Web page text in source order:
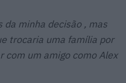
da minha decisão , mas
trocaria uma família por
com um amigo como Alex